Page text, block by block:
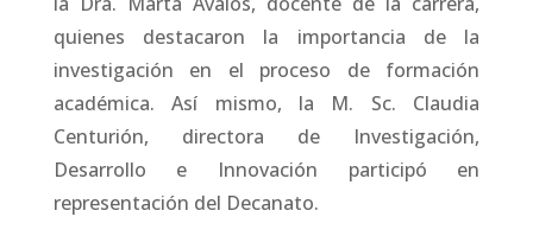
quienes destacaron la importancia de la
investigación en el proceso de formación
académica. Así mismo, la M. Sc. Claudia
Centurión, directora de Investigación,
Desarrollo e Innovación participó en
representación del Decanato.